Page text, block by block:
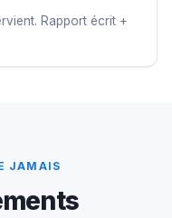
Rapport écrit +
JAMAIS